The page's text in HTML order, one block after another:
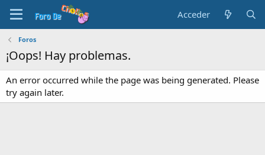
Acceder
Foros
¡Oops! Hay problemas.
An error occurred while the page was being generated. Please
try again later.